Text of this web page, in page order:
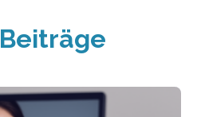
Beiträge